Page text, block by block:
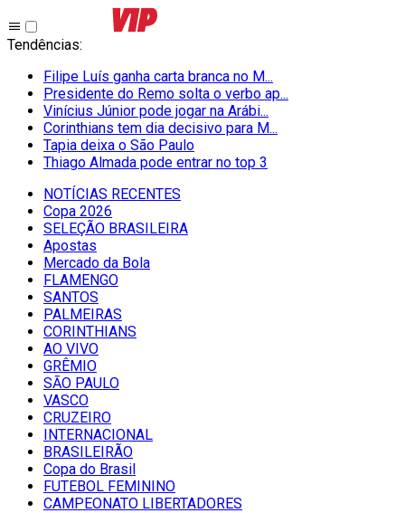
Tendências:
Filipe Luís ganha carta branca no M...
Presidente do Remo solta o verbo ap...
Vinícius Júnior pode jogar na Arábi...
Corinthians tem dia decisivo para M...
Tapia deixa o São Paulo
Thiago Almada pode entrar no top 3
NOTÍCIAS RECENTES
Copa 2026
SELEÇÃO BRASILEIRA
Apostas
Mercado da Bola
FLAMENGO
SANTOS
PALMEIRAS
CORINTHIANS
AO VIVO
GRÊMIO
SĀO PAULO
VASCO
CRUZEIRO
INTERNACIONAL
BRASILEIRÃO
Copa do Brasil
FUTEBOL FEMININO
CAMPEONATO LIBERTADORES